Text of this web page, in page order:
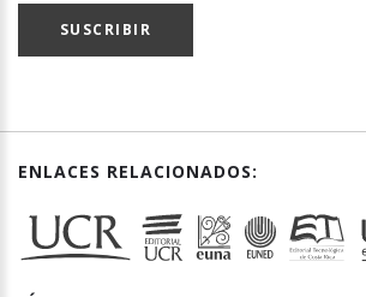
SUSCRIBIR
ENLACES RELACIONADOS: